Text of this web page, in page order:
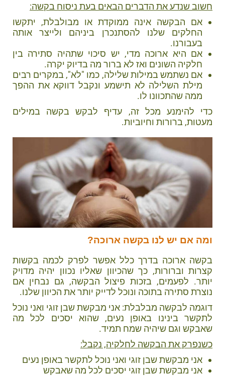
חשוב שנדע את הדברים הבאים בעת ניסוח בקשה:
אם הבקשה אינה ממוקדת או מבולבלת, יתקשו
החלקים שלנו להסתנכרן ביניהם ולייצר אותה
בעבורנו.
אם היא ארוכה מדי, יש סיכוי שתהיה סתירה בין
חלקיה השונים ואז לא ברור מה בדיוק יקרה.
אם נשתמש במילות שלילה, כמו "לא", במקרים רבים
מילת השלילה לא תישמע ונקבל דווקא את ההפך
ממה שהתכוונו לו.
כדי להימנע מכל זה, עדיף לבקש בקשה במילים
מעטות, ברורות וחיוביות.
ומה אם יש לנו בקשה ארוכה?
בקשה ארוכה בדרך כלל אפשר לפרק לכמה בקשות
קצרות וברורות, כך שהכיוון שאליו נכוון יהיה מדויק
יותר. לפעמים, בזכות פיצול הבקשה, גם נבחין אם
נוצרת סתירה בתוכה ונוכל לדייק יותר את הכיוון שלנו.
דוגמה לבקשה מבלבלת: אני מבקשת שבן זוגי ואני נוכל
לתקשר בינינו באופן נעים, שהוא יסכים לכל מה
שאבקש וגם שיהיה שמח תמיד.
כשנפרק את הבקשה לחלקיה, נקבל:
אני מבקשת שבן זוגי ואני נוכל לתקשר באופן נעים
אני מבקשת שבן זוגי יסכים לכל מה שאבקש